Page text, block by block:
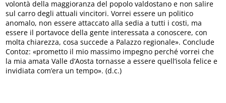
volontà della maggioranza del popolo valdostano e non salire
sul carro degli attuali vincitori. Vorrei essere un politico
anomalo, non essere attaccato alla sedia a tutti i costi, ma
essere il portavoce della gente interessata a conoscere, con
molta chiarezza, cosa succede a Palazzo regionale». Conclude
Contoz: «prometto il mio massimo impegno perché vorrei che
la mia amata Valle d’Aosta tornasse a essere quell’isola felice e
invidiata com’era un tempo». (d.c.)